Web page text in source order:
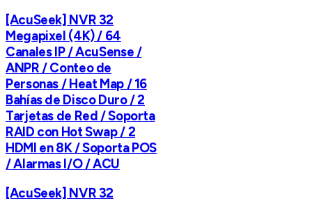
[AcuSeek] NVR 32
Megapixel (4K) / 64
Canales IP / AcuSense /
ANPR / Conteo de
Personas / Heat Map / 16
Bahías de Disco Duro / 2
Tarjetas de Red / Soporta
RAID con Hot Swap / 2
HDMI en 8K / Soporta POS
/ Alarmas I/O / ACU
[AcuSeek] NVR 32